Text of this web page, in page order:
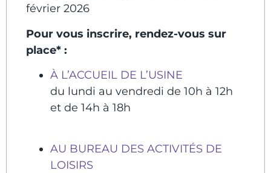
février 2026
Pour vous inscrire, rendez-vous sur
place* :
À L’ACCUEIL DE L’USINE
du lundi au vendredi de 10h à 12h
et de 14h à 18h
AU BUREAU DES ACTIVITÉS DE
LOISIRS